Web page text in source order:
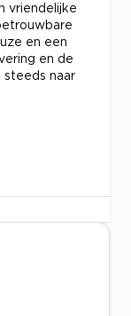
vriendelijke
en een
en de
steeds naar